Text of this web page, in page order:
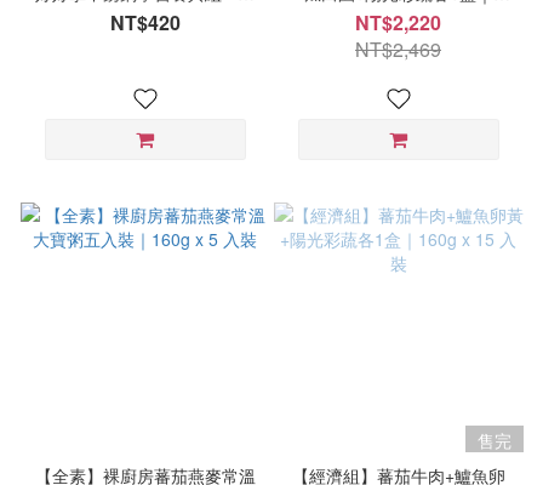
茶咖+豆沙粉
NT$420
160g x 15 入裝
NT$2,220
NT$2,469
【全素】裸廚房蕃茄燕麥常溫
售完
【經濟組】蕃茄牛肉+鱸魚卵